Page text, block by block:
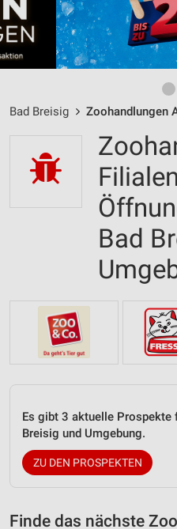
Bad Breisig Zoohandlungen
Bad
Es gibt 3 aktuelle Prospekte
Breisig und Umgebung.
ZU DEN PROSPEKTEN
Finde das nächste